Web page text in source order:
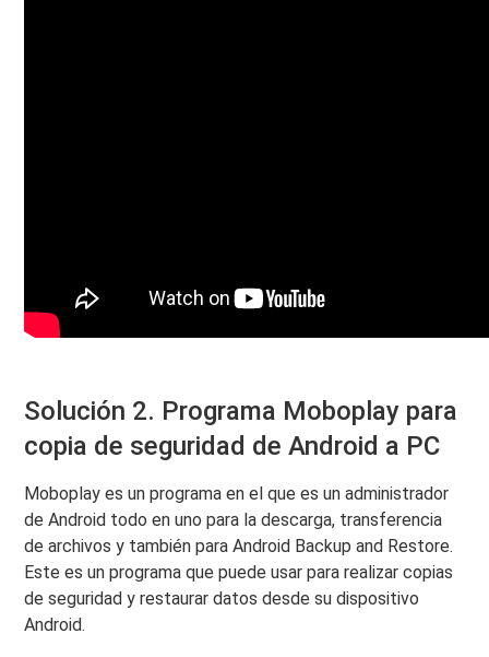
Solución 2. Programa Moboplay para
copia de seguridad de Android a PC
Moboplay es un programa en el que es un administrador
de Android todo en uno para la descarga, transferencia
de archivos y también para Android Backup and Restore.
Este es un programa que puede usar para realizar copias
de seguridad y restaurar datos desde su dispositivo
Android.